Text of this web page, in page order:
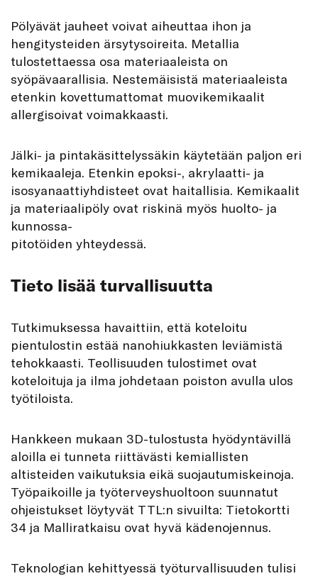
Pölyävät jauheet voivat aiheuttaa ihon ja
hengitysteiden ärsytysoireita. Metallia
tulostettaessa osa materiaaleista on
syöpävaarallisia. Nestemäisistä materiaaleista
etenkin kovettumattomat muovikemikaalit
allergisoivat voimakkaasti.
Jälki- ja pintakäsittelyssäkin käytetään paljon eri
kemikaaleja. Etenkin epoksi-, akrylaatti- ja
isosyanaattiyhdisteet ovat haitallisia. Kemikaalit
ja materiaalipöly ovat riskinä myös huolto- ja
kunnossa-
pitotöiden yhteydessä.
Tieto lisää turvallisuutta
Tutkimuksessa havaittiin, että koteloitu
pientulostin estää nanohiukkasten leviämistä
tehokkaasti. Teollisuuden tulostimet ovat
koteloituja ja ilma johdetaan poiston avulla ulos
työtiloista.
Hankkeen mukaan 3D-tulostusta hyödyntävillä
aloilla ei tunneta riittävästi kemiallisten
altisteiden vaikutuksia eikä suojautumiskeinoja.
Työpaikoille ja työterveyshuoltoon suunnatut
ohjeistukset löytyvät TTL:n sivuilta: Tietokortti
34 ja Malliratkaisu ovat hyvä kädenojennus.
Teknologian kehittyessä työturvallisuuden tulisi